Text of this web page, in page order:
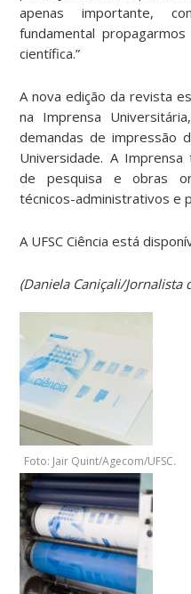
apenas importante,
fundamental
científica.”
A nova edição da revista
na Imprensa
demandas de impressão
Universidade. A
de pesquisa e obras
técnicos-administrativos e
A UFSC Ciência está
(Daniela Caniçali/Jornalista
Foto: Jair Quint/Agecom/UFSC.